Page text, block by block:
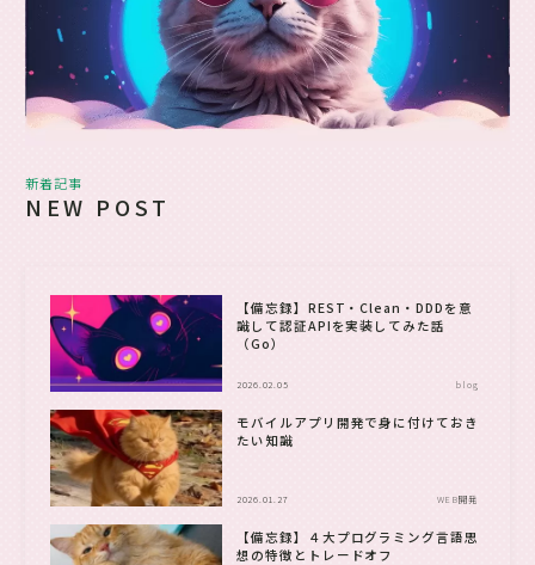
新着記事
NEW POST
【備忘録】REST・Clean・DDDを意
識して認証APIを実装してみた話
（Go）
2026.02.05 blog
モバイルアプリ開発で身に付けておき
たい知識
2026.01.27 WEB開発
【備忘録】４大プログラミング言語思
想の特徴とトレードオフ